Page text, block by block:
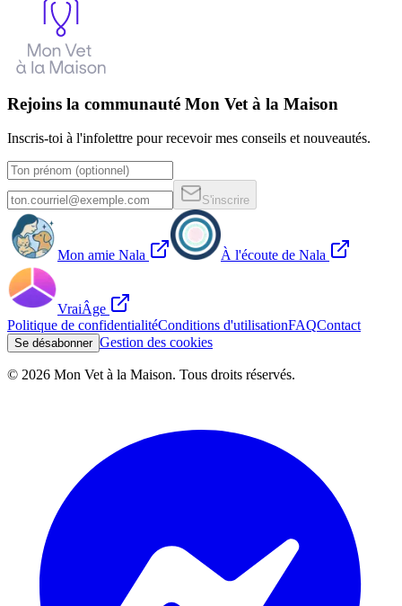
Rejoins la communauté Mon Vet à la Maison
Inscris-toi à l'infolettre pour recevoir mes conseils et nouveautés.
S'inscrire
Mon amie Nala À l'écoute de Nala
VraiÂge
Politique de confidentialitéConditions d'utilisationFAQContact
Se désabonner Gestion des cookies
© 2026 Mon Vet à la Maison. Tous droits réservés.